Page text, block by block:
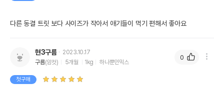
다른 동결 트릿 보다 사이즈가 작아서 애기들이 먹기 편해서 좋아요
현3구름
2023.10.17
구름(암컷) 5개월 1kg 하나뿐인믹스
첫구매
0